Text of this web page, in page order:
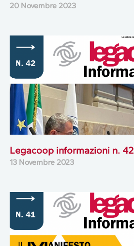
20 Novembre 2023
Legacoop informazioni n. 42
13 Novembre 2023